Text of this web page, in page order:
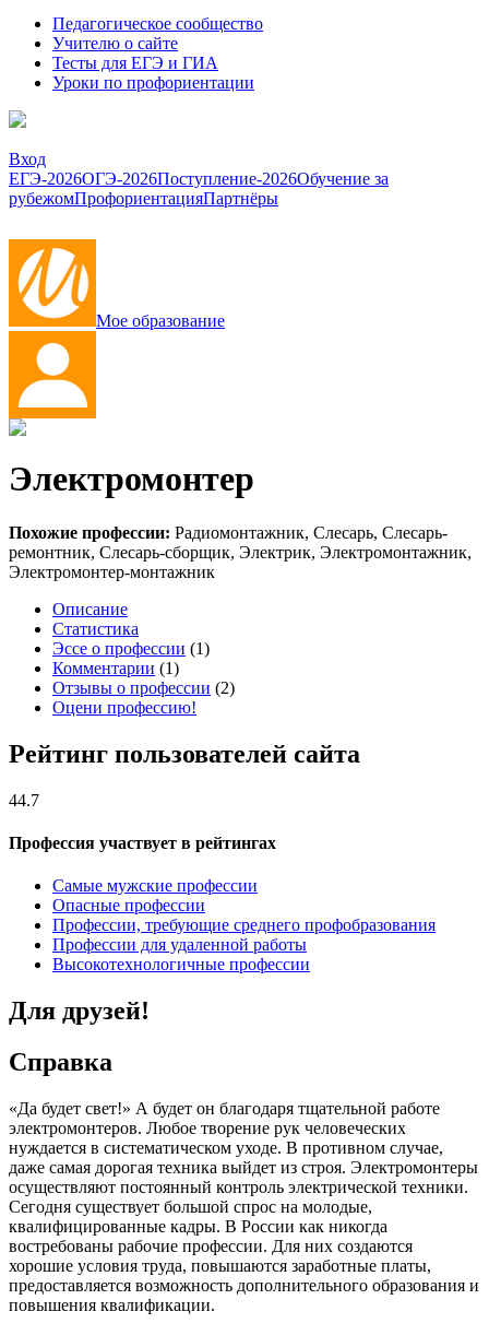
Педагогическое сообщество
Учителю о сайте
Тесты для ЕГЭ и ГИА
Уроки по профориентации
Вход
ЕГЭ-2026ОГЭ-2026Поступление-2026Обучение за
рубежомПрофориентацияПартнёры
Мое образование
Электромонтер
Похожие профессии: Радиомонтажник, Слесарь, Слесарь-
ремонтник, Слесарь-сборщик, Электрик, Электромонтажник,
Электромонтер-монтажник
Описание
Статистика
Эссе о профессии (1)
Комментарии (1)
Отзывы о профессии (2)
Оцени профессию!
Рейтинг пользователей сайта
44.7
Профессия участвует в рейтингах
Самые мужские профессии
Опасные профессии
Профессии, требующие среднего профобразования
Профессии для удаленной работы
Высокотехнологичные профессии
Для друзей!
Справка
«Да будет свет!» А будет он благодаря тщательной работе
электромонтеров. Любое творение рук человеческих
нуждается в систематическом уходе. В противном случае,
даже самая дорогая техника выйдет из строя. Электромонтеры
осуществляют постоянный контроль электрической техники.
Сегодня существует большой спрос на молодые,
квалифицированные кадры. В России как никогда
востребованы рабочие профессии. Для них создаются
хорошие условия труда, повышаются заработные платы,
предоставляется возможность дополнительного образования и
повышения квалификации.